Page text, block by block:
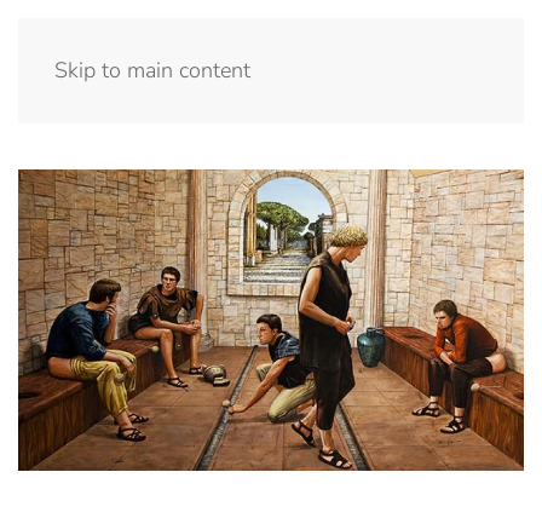
Skip to main content